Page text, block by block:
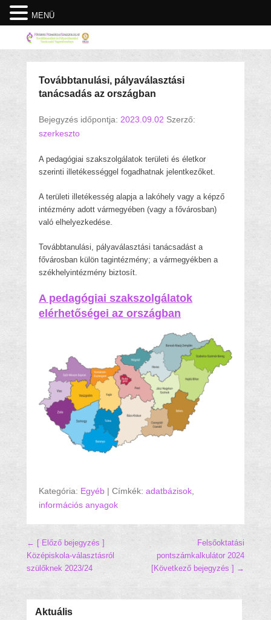
Továbbtanulási, pályaválasztási
tanácsadás az országban
Bejegyzés időpontja: 2023.09.02 Szerző:
szerkeszto
A pedagógiai szakszolgálatok területi és életkor
szerinti illetékességgel fogadhatnak jelentkezőket.
A területi illetékesség alapja a lakóhely vagy a képző
intézmény adott vármegyében (vagy a fővárosban)
való elhelyezkedése.
Továbbtanulási, pályaválasztási tanácsadást a
fővárosban külön tagintézmény; a vármegyékben a
székhelyintézmény biztosít.
A pedagógiai szakszolgálatok
elérhetőségei az országban
Kategória: Egyéb | Címkék: adatbázisok,
információs anyagok
Hozzászólás navigáció
← [ Előző bejegyzés ]
Középiskola-választásról
szülőknek 2023/24
Felsőoktatási
pontszámkalkulátor 2024
[Következő bejegyzés ] →
Aktuális
MENÜ